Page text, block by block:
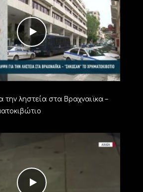
την ληστεία στα Βραχναιϊκα –